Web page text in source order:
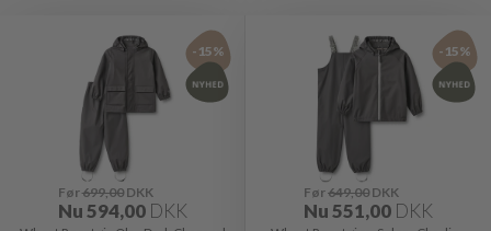
-15%
Før699,00DKK
Nu594,00 DKK
-15%
Før649,00 DKK
Nu551,00 DKK